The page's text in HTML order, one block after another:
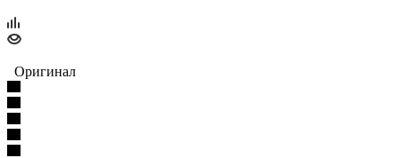
Оригинал